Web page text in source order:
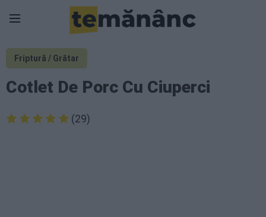
Friptură / Grătar
Cotlet De Porc Cu Ciuperci
(29)